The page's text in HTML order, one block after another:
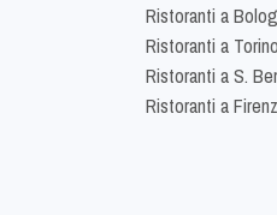
Ristoranti a
Ristoranti a Torino
Ristoranti a S.
Ristoranti a